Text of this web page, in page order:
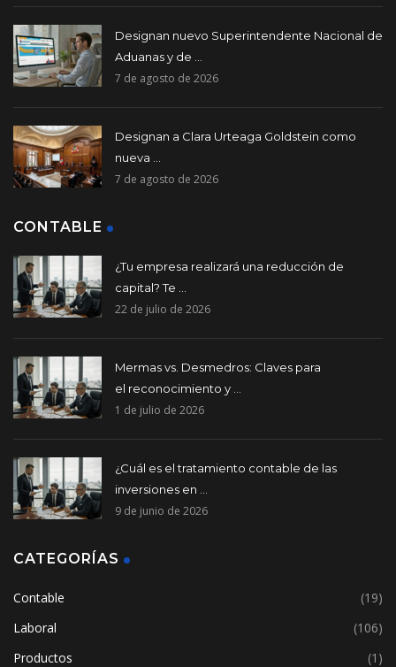
Designan nuevo Superintendente Nacional de
Aduanas y de ...
7 de agosto de 2026
Designan a Clara Urteaga Goldstein como
nueva ...
7 de agosto de 2026
CONTABLE
¿Tu empresa realizará una reducción de
capital? Te ...
22 de julio de 2026
Mermas vs. Desmedros: Claves para
el reconocimiento y ...
1 de julio de 2026
¿Cuál es el tratamiento contable de las
inversiones en ...
9 de junio de 2026
CATEGORÍAS
Contable
(19)
Laboral
(106)
Productos
(1)